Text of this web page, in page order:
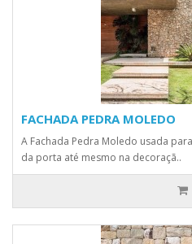
FACHADA PEDRA MOLEDO
A Fachada Pedra Moledo usada
da porta até mesmo na decoraçã..